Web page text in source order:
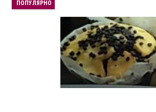
ПОПУЛЯРНО